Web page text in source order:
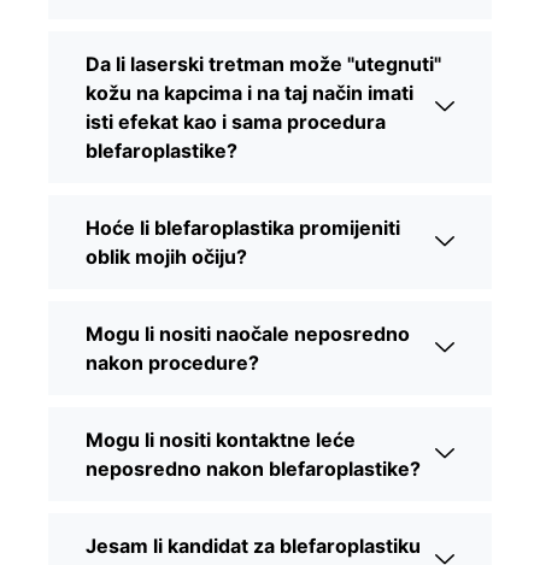
Da li laserski tretman može "utegnuti"
kožu na kapcima i na taj način imati
isti efekat kao i sama procedura
blefaroplastike?
Hoće li blefaroplastika promijeniti
oblik mojih očiju?
Mogu li nositi naočale neposredno
nakon procedure?
Mogu li nositi kontaktne leće
neposredno nakon blefaroplastike?
Jesam li kandidat za blefaroplastiku